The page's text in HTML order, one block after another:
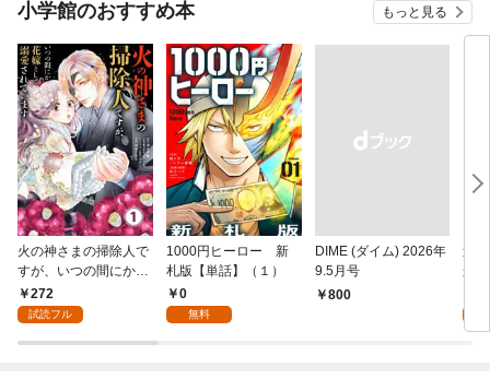
小学館のおすすめ本 もっと見る
火の神さまの掃除人で
すが、いつの間にか花
嫁として溺愛されてい
ます【単話】（１）
272
試読フル
1000円ヒーロー 新
札版【単話】（１）
0
無料
DIME (ダイム) 2026年
9.5月号
￥800
追
か
れ
（